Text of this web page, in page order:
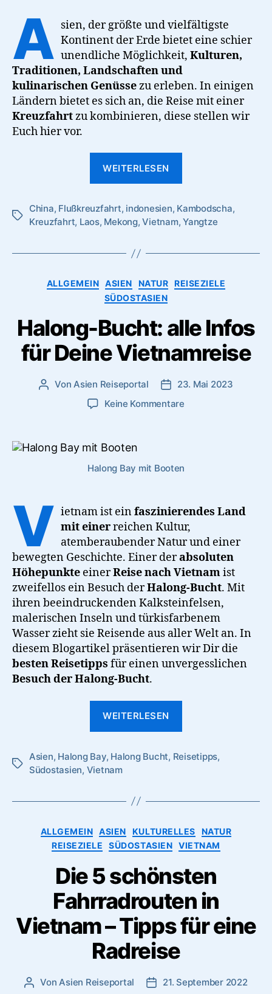
Faszination
Kreuzfahrten
A sien, der größte und vielfältigste
Kontinent der Erde bietet eine schier
unendliche Möglichkeit,Kulturen,
Traditionen, Landschaften und
kulinarischen Genüssezu erleben. In einigen
Ländern bietet es sich an, die Reise mit einer
Kreuzfahrtzu kombinieren, diese stellen wir
Euch hier vor.
WEITERLESEN
eines
Schiffes
Schlagwörter
China, Flußkreuzfahrt, indonesien, Kambodscha,
Kreuzfahrt, Laos, Mekong,Vietnam,Yangtze
Kategorien
ALLGEMEIN ASIEN NATUR
REISEZIELE
SÜDOSTASIEN
Halong-Bucht: alle Infos
für Deine Vietnamreise
Beitragsautor
VonAsien Reiseportal Veröffentlichungsdatum
23. Mai 2023
Keine Kommentarezu
für
Halong Bay mit Booten
V ietnam ist einfaszinierendes Land
mit einerreichen Kultur,
atemberaubender Natur und einer
bewegten Geschichte. Einer derabsoluten
Höhepunkte einerReise nach Vietnamist
zweifellos ein Besuch derHalong-Bucht. Mit
ihren beeindruckenden Kalksteinfelsen,
malerischen Inseln und türkisfarbenem
Wasser zieht sie Reisende aus aller Welt an. In
diesem Blogartikel präsentieren wir Dir die
besten Reisetipps für einen unvergesslichen
Besuch der Halong-Bucht.
WEITERLESEN
Infos
Vietnamreise”
Schlagwörter
Asien, Halong Bay, Halong Bucht, Reisetipps,
Südostasien, Vietnam
Kategorien
ALLGEMEIN ASIEN KULTURELLES
NATUR
REISEZIELE
SÜDOSTASIEN VIETNAM
Die 5 schönsten
Fahrradrouten in
Vietnam – Tipps für eine
Radreise
Beitragsautor
Von Asien Reiseportal Veröffentlichungsdatum
21. September 2022